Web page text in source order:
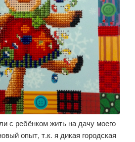
с ребёнком жить на дачу моего
опыт, т.к. я дикая городская